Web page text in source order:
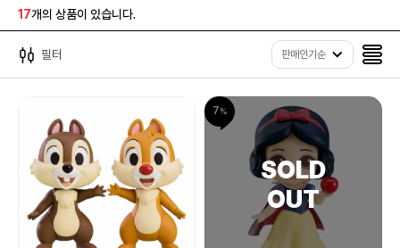
17개의 상품이 있습니다.
필터 판매인기순
7